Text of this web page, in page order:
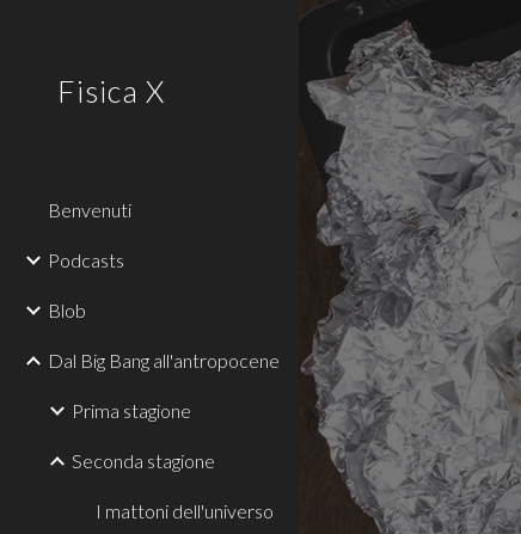
Fisica X
Benvenuti
Podcasts
Blob
Dal Big Bang all'antropocene
Prima stagione
Seconda stagione
I mattoni dell'universo